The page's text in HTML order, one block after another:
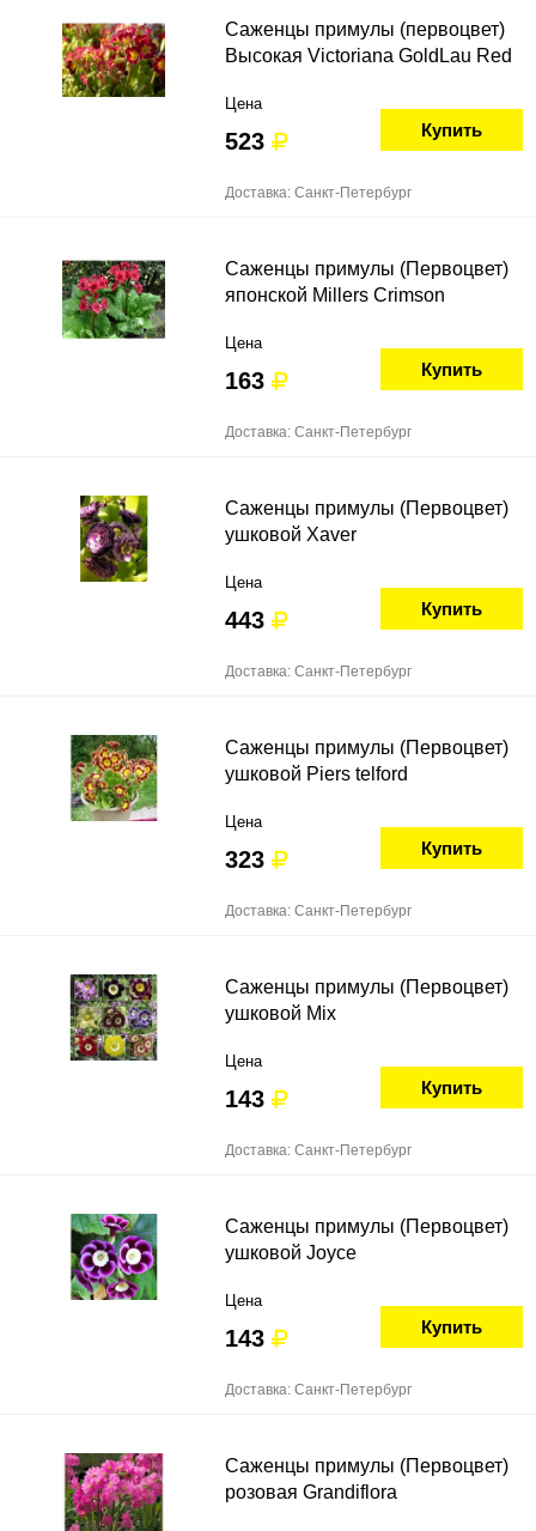
Саженцы примулы (первоцвет)
Высокая Victoriana GoldLau Red
Цена
523 Купить
Доставка: Санкт-Петербург
Саженцы примулы (Первоцвет)
японской Millers Crimson
Цена
163 Купить
Доставка: Санкт-Петербург
Саженцы примулы (Первоцвет)
ушковой Xaver
Цена
443 Купить
Доставка: Санкт-Петербург
Саженцы примулы (Первоцвет)
ушковой Piers telford
Цена
323 Купить
Доставка: Санкт-Петербург
Саженцы примулы (Первоцвет)
ушковой Mix
Цена
143 Купить
Доставка: Санкт-Петербург
Саженцы примулы (Первоцвет)
ушковой Joyce
Цена
143 Купить
Доставка: Санкт-Петербург
Саженцы примулы (Первоцвет)
розовая Grandiflora